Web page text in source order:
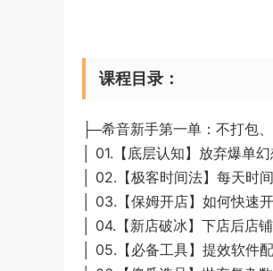
课程目录：
├─希音新手第一单：不打包
│ 01.【底层认知】放弃爆单
│ 02.【极客时间法】每天时
│ 03.【保姆开店】如何快速
│ 04.【新店破冰】下店后店
│ 05.【必备工具】提效软件